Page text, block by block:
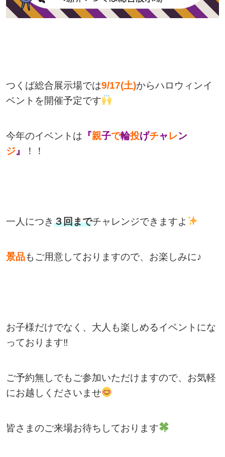
つくば総合展示場では9/17(土)からハロウィンイ
ベントを開催予定です
今年のイベントは 『親子で輪投げチャ レン
ジ』 ！！
一人につき３回までチャレンジできますよ
景品もご用意しておりますので、お楽しみに♪
お子様だけでなく、大人も楽しめるイベントにな
っております‼
ご予約無しでもご参加いただけますので、お気軽
にお越しくださいませ
皆さまのご来場お待ちしております